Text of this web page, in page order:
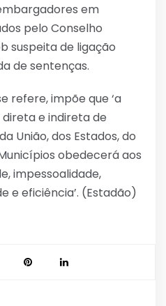
em
pelo Conselho
suspeita de ligação
de sentenças.
refere, impõe que ‘a
e indireta de
União, dos Estados, do
obedecerá aos
impessoalidade,
e eficiência’. (Estadão)